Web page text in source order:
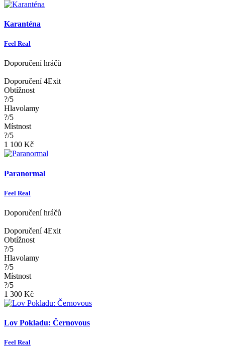
Karanténa
Feel Real
Doporučení hráčů
Doporučení 4Exit
Obtížnost
?/5
Hlavolamy
?/5
Místnost
?/5
1 100 Kč
Paranormal
Feel Real
Doporučení hráčů
Doporučení 4Exit
Obtížnost
?/5
Hlavolamy
?/5
Místnost
?/5
1 300 Kč
Lov Pokladu: Černovous
Feel Real